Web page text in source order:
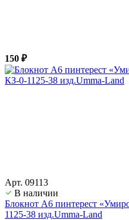
150 ₽
Арт. 09113
В наличии
Блокнот А6 пинтерест
1125-38 изд.Umma-Land